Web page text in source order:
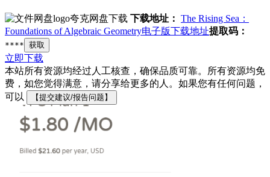
夸克网盘下载 下载地址： The Rising Sea：
Foundations of Algebraic Geometry电子版下载地址提取码：
**** 获取
立即下载
本站所有资源均经过人工核查，确保品质可靠。所有资源均免
费，如您觉得满意，请分享给更多的人。如果您有任何问题，
可以
【提交建议/报告问题】